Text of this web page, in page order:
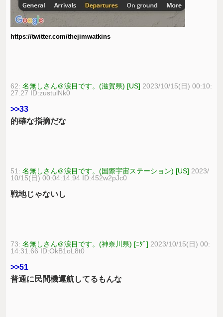
https://twitter.com/thejimwatkins
62:名無しさん＠涙目です。(滋賀県) [US] 2023/10/15(日) 00:10:
27.27 ID:zustulNk0
>>33
的確な指摘だな
51:名無しさん＠涙目です。(国際宇宙ステーション) [US] 2023/
10/15(日) 00:04:14.94 ID:452w2pJc0
戦地じゃないし
73:名無しさん＠涙目です。(神奈川県) [ﾆﾀﾞ] 2023/10/15(日) 00:
14:31.66 ID:OkB1oL8t0
>>51
普通に民間機運航してるもんな